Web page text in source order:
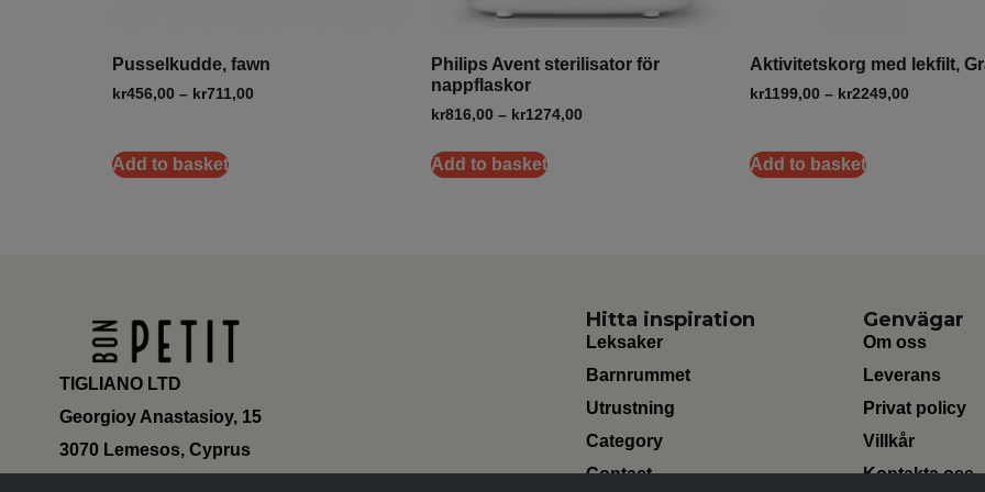
Pusselkudde, fawn
kr456,00 – kr711,00
Add to basket
Philips Avent sterilisator för
nappflaskor
kr816,00 – kr1274,00
Add to basket
Aktivitetskorg med lekfilt,
kr1199,00 – kr2249,00
Add to basket
TIGLIANO LTD
Georgioy Anastasioy, 15
3070 Lemesos, Cyprus
Hitta inspiration
Leksaker
Barnrummet
Utrustning
Category
Contact
Genvägar
Om oss
Leverans
Privat policy
Villkår
Kontakta oss